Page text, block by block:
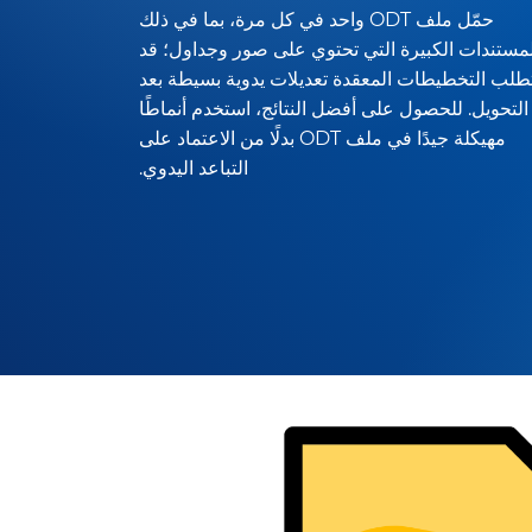
حمّل ملف ODT واحد في كل مرة، بما في ذلك
الكبيرة التي تحتوي على صور وجداول؛ قد
التخطيطات المعقدة تعديلات يدوية بسيطة بعد
التحويل. للحصول على أفضل النتائج، استخدم أنماطًا
مهيكلة جيدًا في ملف ODT بدلًا من الاعتماد على
التباعد اليدوي.